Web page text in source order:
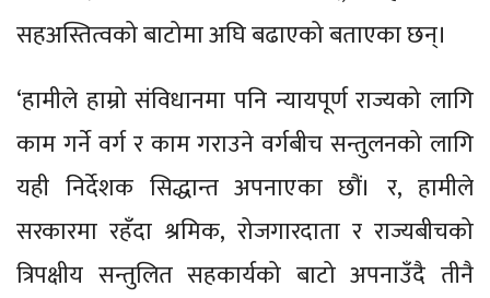
सहअस्तित्वको बाटोमा अघि बढाएको बताएका छन्।
‘हामीले हाम्रो संविधानमा पनि न्यायपूर्ण राज्यको लागि
काम गर्ने वर्ग र काम गराउने वर्गबीच सन्तुलनको लागि
यही निर्देशक सिद्धान्त अपनाएका छौं। र, हामीले
सरकारमा रहँदा श्रमिक, रोजगारदाता र राज्यबीचको
त्रिपक्षीय सन्तुलित सहकार्यको बाटो अपनाउँदै तीनै